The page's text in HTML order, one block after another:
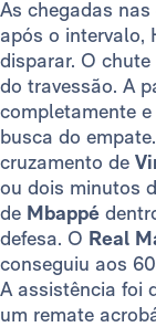
As chegadas
após o intervalo,
disparar. O chute
do travessão. A
completamente
busca do
cruzamento de
ou dois minutos
de Mbappé
defesa. O Real
conseguiu aos
A assistência foi
um remate